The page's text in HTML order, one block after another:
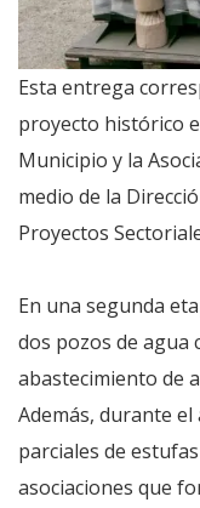
Esta entrega
proyecto histórico
Municipio y la
medio de la
Proyectos
En una segunda
dos pozos de agua
abastecimiento de
Además, durante
parciales de
asociaciones que